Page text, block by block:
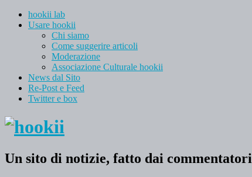
hookii lab
Usare hookii
Chi siamo
Come suggerire articoli
Moderazione
Associazione Culturale hookii
News dal Sito
Re-Post e Feed
Twitter e box
Un sito di notizie, fatto dai commentatori